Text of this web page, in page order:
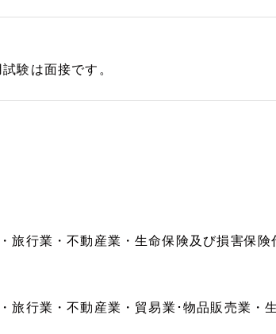
験は面接です。
旅行業・不動産業・生命保険及び損害保険
旅行業・不動産業・貿易業･物品販売業・